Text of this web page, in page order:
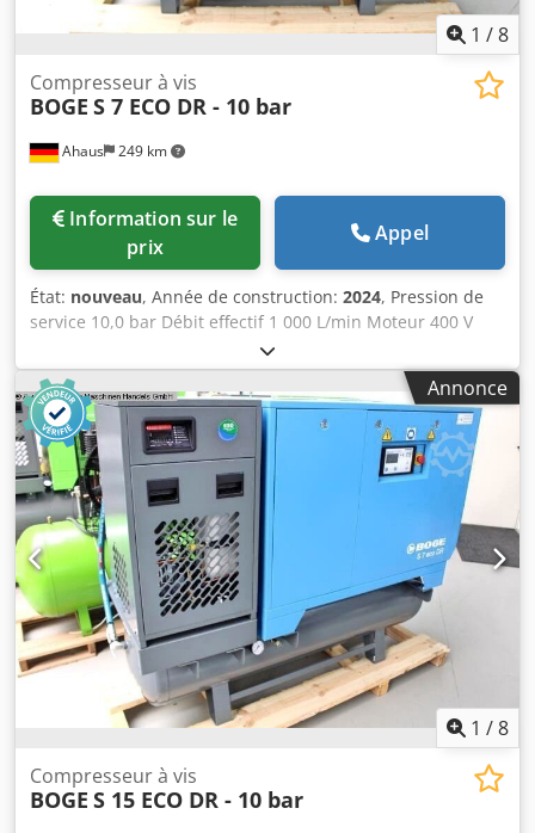
1 /8
Ahaus 249 km
Compresseur à vis
BOGE S 7 ECO DR - 10 bar
prix
Appel
État: nouveau, Année de construction: 2024, Pression de
service 10,0 bar Débit effectif 1 000 L/min Moteur 400 V
Capacité de la cuve 250 litres Poids de la machine env. 410
kg Puissance totale requise 7,5 kW Dimensions L-l-H 1915 x
650 x 1640 mm Machine d’exposition / jamais utilisée
Nouvelle gamme BOGE SOLID Crodpfx Asxaby Neqqjf ~ Prix
catalogue : 9 450 euros / Prix spécial sur demande
Fabriqué en Allemagne Équipement : - Avec cuve et
sécheur / prêt à l’emploi immédiatement - Contrôle par
microprocesseur SOLID base control - Capteur de pression
réseau - Système d'entraînement par courroie -
Température de l’air comprimé réduite grâce à un post-
refroidisseur performant - Réservoir d’air comprimé
horizontal intégré - Sécheur d’air comprimé frigorifique
inclus * Fonctionnement automatique avec préfiltre et
post-filtre (montés) (également disponible en version 7,5
Annonce
1 /8
Compresseur à vis
BOGE S 15 ECO DR - 10 bar